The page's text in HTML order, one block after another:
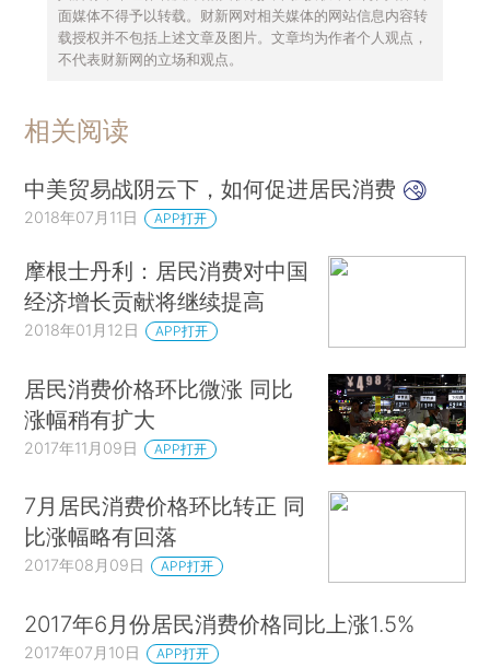
面媒体不得予以转载。财新网对相关媒体的网站信息内容转
载授权并不包括上述文章及图片。文章均为作者个人观点，
不代表财新网的立场和观点。
相关阅读
中美贸易战阴云下，如何促进居民消费
2018年07月11日 APP打开
摩根士丹利：居民消费对中国
经济增长贡献将继续提高
2018年01月12日 APP打开
居民消费价格环比微涨 同比
涨幅稍有扩大
2017年11月09日 APP打开
7月居民消费价格环比转正 同
比涨幅略有回落
2017年08月09日 APP打开
2017年6月份居民消费价格同比上涨1.5%
2017年07月10日 APP打开